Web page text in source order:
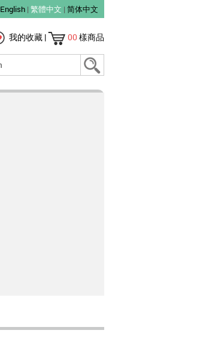
English | 繁體中文 | 简体中文
我的收藏 | 00 樣商品